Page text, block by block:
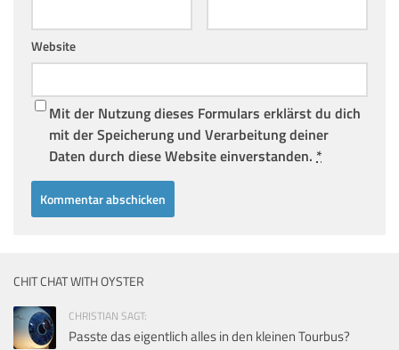
Website
Mit der Nutzung dieses Formulars erklärst du dich
mit der Speicherung und Verarbeitung deiner
Daten durch diese Website einverstanden. *
CHIT CHAT WITH OYSTER
CHRISTIAN SAGT:
Passte das eigentlich alles in den kleinen Tourbus?